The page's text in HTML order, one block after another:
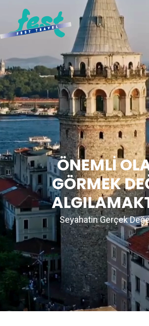
ÖNEMLİ
GÖRMEK
Seyahatin Gerçek